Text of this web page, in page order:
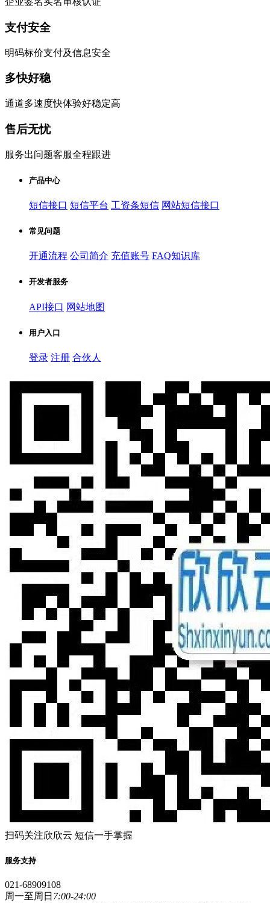
支付安全
明码标价支付及信息安全
多快好稳
通道多速度快体验好稳定高
售后无忧
服务出问题客服全程跟进
产品中心
短信接口 短信平台 工资条短信 网站短信接口
常见问题
开通流程 公司简介 充值账号 FAQ知识库
开发者服务
API接口 网站地图
用户入口
登录 注册 合伙人
扫码关注欣欣云 短信一手掌握
服务支持
021-68909108
周一至周日 7:00-24:00